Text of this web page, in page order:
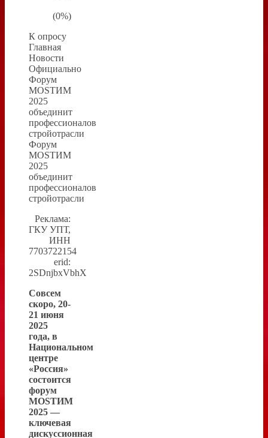
(0%)
К опросу
Главная
Новости
Официально
Форум
MOSТИМ
2025
объединит
профессионалов
стройотрасли
Форум
MOSТИМ
2025
объединит
профессионалов
стройотрасли
Реклама:
ГКУ УПТ,
ИНН
7703722154
erid:
2SDnjbxVbhX
Совсем
скоро, 20-
21 июня
2025
года, в
Национальном
центре
«Россия»
состоится
форум
MOSТИМ
2025 —
ключевая
дискуссионная